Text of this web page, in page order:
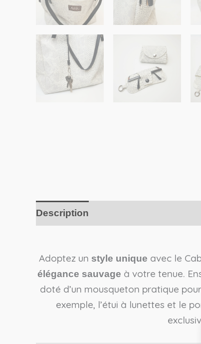
Description
Adoptez un style unique avec le
élégance sauvage à votre tenue.
doté d’un mousqueton pratique
exemple, l’étui à lunettes et le